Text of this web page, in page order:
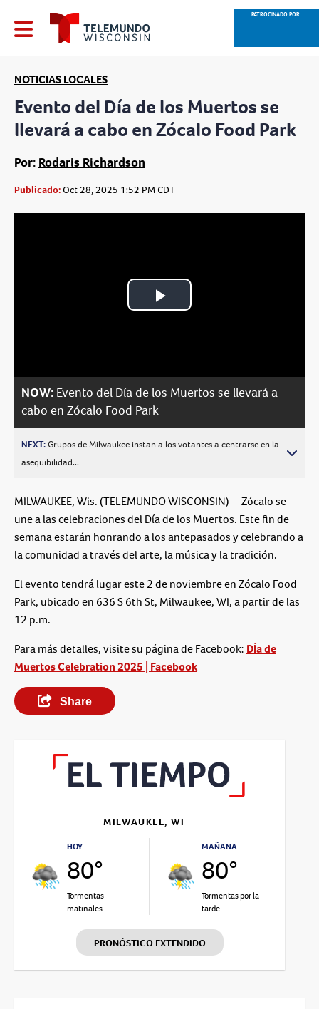
PATROCINADO POR:
NOTICIAS LOCALES
Evento del Día de los Muertos se
llevará a cabo en Zócalo Food Park
Por: Rodaris Richardson
Publicado:Oct 28, 2025 1:52 PM CDT
Play
NOW: Evento del Día de los Muertos se llevará a
cabo en Zócalo Food Park
NEXT:Grupos de Milwaukee instan a los votantes a centrarse en la
asequibilidad...
MILWAUKEE, Wis. (TELEMUNDO WISCONSIN) --Zócalo se
une a las celebraciones del Día de los Muertos. Este fin de
semana estarán honrando a los antepasados y celebrando a
la comunidad a través del arte, la música y la tradición.
El evento tendrá lugar este 2 de noviembre en Zócalo Food
Park, ubicado en 636 S 6th St, Milwaukee, WI, a partir de las
12 p.m.
Para más detalles, visite su página de Facebook: DÍa de
Muertos Celebration 2025 | Facebook
Share
MILWAUKEE, WI
HOY
80°
Tormentas
matinales
MAÑANA
80°
Tormentas por la
tarde
PRONÓSTICO EXTENDIDO